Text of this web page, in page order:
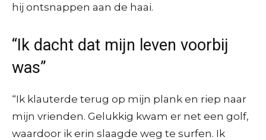
hij ontsnappen aan de haai.
“Ik dacht dat mijn leven voorbij
was”
“Ik klauterde terug op mijn plank en riep naar
mijn vrienden. Gelukkig kwam er net een golf,
waardoor ik erin slaagde weg te surfen. Ik